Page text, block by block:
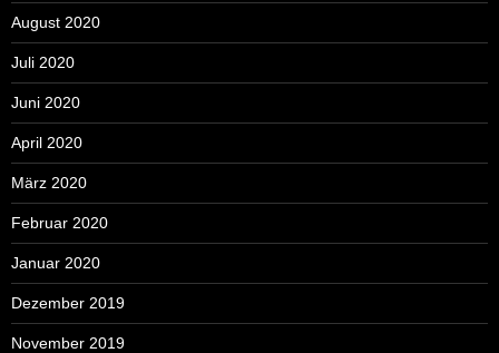
August 2020
Juli 2020
Juni 2020
April 2020
März 2020
Februar 2020
Januar 2020
Dezember 2019
November 2019